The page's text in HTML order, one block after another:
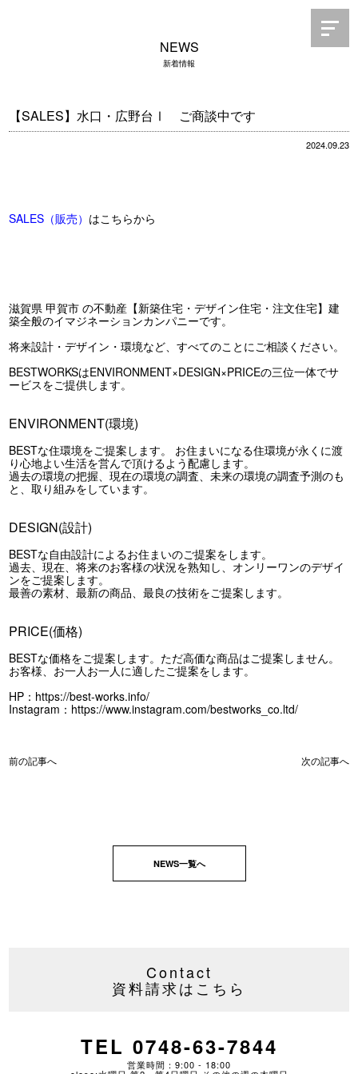
NEWS
新着情報
【SALES】水口・広野台Ⅰ ご商談中です
2024.09.23
SALES（販売） はこちらから
滋賀県 甲賀市 の不動産【新築住宅・デザイン住宅・注文住宅】建
築全般のイマジネーションカンパニーです。
将来設計・デザイン・環境など、すべてのことにご相談ください。
BESTWORKSはENVIRONMENT×DESIGN×PRICEの三位一体でサ
ービスをご提供します。
ENVIRONMENT(環境)
BESTな住環境をご提案します。 お住まいになる住環境が永くに渡
り心地よい生活を営んで頂けるよう配慮します。
過去の環境の把握、現在の環境の調査、未来の環境の調査予測のも
と、取り組みをしています。
DESIGN(設計)
BESTな自由設計によるお住まいのご提案をします。
過去、現在、将来のお客様の状況を熟知し、オンリーワンのデザイ
ンをご提案します。
最善の素材、最新の商品、最良の技術をご提案します。
PRICE(価格)
BESTな価格をご提案します。ただ高価な商品はご提案しません。
お客様、お一人お一人に適したご提案をします。
HP： https://best-works.info/
Instagram： https://www.instagram.com/bestworks_co.ltd/
前の記事へ 次の記事へ
NEWS一覧へ
Contact
資料請求はこちら
TEL 0748-63-7844
営業時間：9:00 - 18:00